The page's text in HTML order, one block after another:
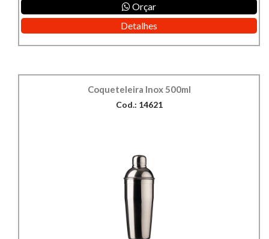
Orçar
Detalhes
Coqueteleira Inox 500ml
Cod.: 14621